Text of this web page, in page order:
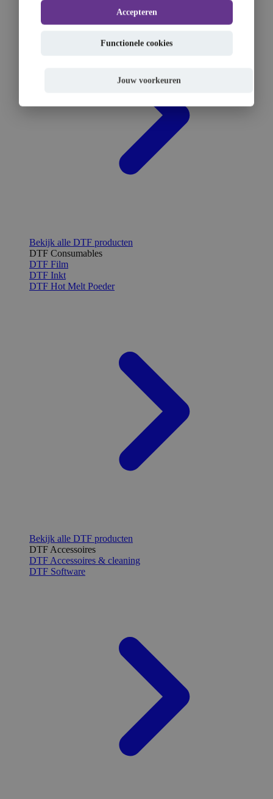
Bekijk alle DTF producten
DTF Consumables
DTF Film
DTF Inkt
DTF Hot Melt Poeder
Bekijk alle DTF producten
DTF Accessoires
DTF Accessoires & cleaning
DTF Software
Accepteren
Functionele cookies
Jouw voorkeuren